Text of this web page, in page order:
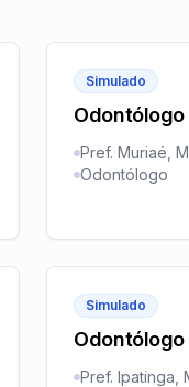
Simulado
Odontólogo
Pref. Muriaé,
Odontólogo
Simulado
Odontólogo
Pref. Ipatinga,